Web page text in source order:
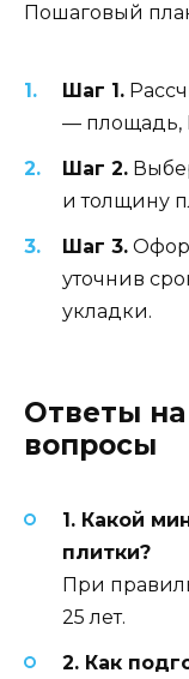
Пошаговый
Шаг 1.
— площадь,
Шаг 2.
и толщину
Шаг 3.
уточнив
укладки.
Ответы
вопросы
1. Какой
плитки?
При
25 лет.
2. Как